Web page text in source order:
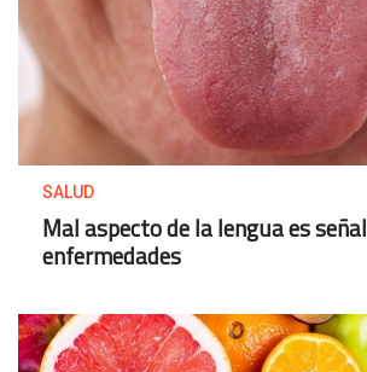
SALUD
Mal aspecto de la lengua es
enfermedades